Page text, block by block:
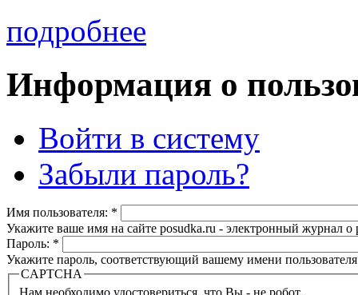
подробнее
Информация о
Войти в систему
Забыли пароль?
Имя пользователя: *
Укажите ваше имя на сайте posudka.ru - электронный журнал
Пароль: *
Укажите пароль, соответствующий вашему имени
CAPTCHA